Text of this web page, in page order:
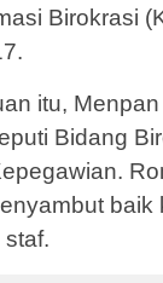
Birokrasi
itu,
Bidang
baik